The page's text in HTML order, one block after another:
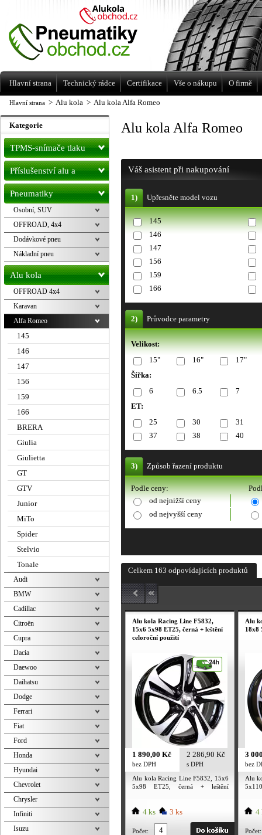
Hlavní strana > Alu kola > Alu kola Alfa Romeo
Alu kola Alfa Romeo
Váš asistent při nakupování
1) Upřesněte model vozu
145
146
147
156
159
166
2) Průvodce parametry
Velikost:
15"
16"
17"
Šířka:
6
6.5
7
ET:
25
30
31
37
38 40
3) Způsob řazení produktu
Podle ceny:
od nejnižší ceny
od nejvyšší ceny
Celkem 163 odpovídajících produktů
Alu kola Racing Line F5832,
15x6 5x98 ET25, černá + leštění
celoroční použití
1 890,00 Kč
bez DPH
2 286,90 Kč
s DPH
Alu kola Racing Line F5832, 15x6
5x98 ET25, černá + leštění
4 ks 3 ks
Počet:
Alu
18x8
3
bez
Alu
4
Počet:
Kategorie
TPMS-snímače tlaku
Příslušenství alu a
pneu
Pneumatiky
Osobní, SUV
OFFROAD, 4x4
Dodávkové pneu
Nákladní pneu
Alu kola
OFFROAD 4x4
Karavan
Alfa Romeo
145
146
147
156
159
166
BRERA
Giulia
Giulietta
GT
GTV
Junior
MiTo
Spider
Stelvio
Tonale
Audi
BMW
Cadillac
Citroën
Cupra
Dacia
Daewoo
Daihatsu
Dodge
Ferrari
Fiat
Ford
Honda
Hyundai
Chevrolet
Chrysler
Infiniti
Isuzu
Levné pneumatiky letní, zimní, Alu kola
a litá kola Racing Line
Hlavní strana Technický rádce Certifikace Vše o nákupu O firmě